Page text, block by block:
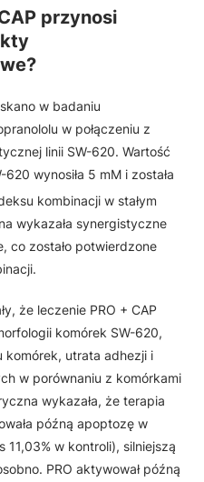
przynosi
w badaniu
w połączeniu z
linii SW-620. Wartość
wynosiła 5 mM i została
kombinacji w stałym
wykazała synergistyczne
co zostało potwierdzone
że leczenie PRO + CAP
komórek SW-620,
komórek, utrata adhezji i
w porównaniu z komórkami
wykazała, że terapia
późną apoptozę w
11,03% w kontroli), silniejszą
PRO aktywował późną